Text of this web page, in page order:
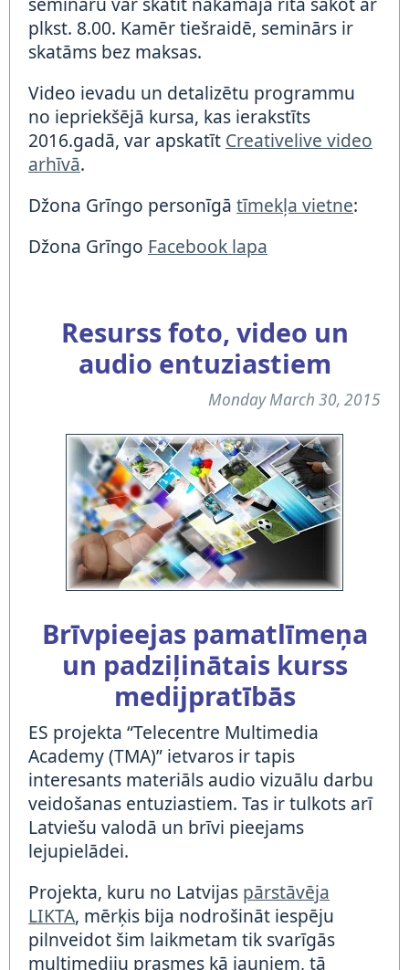
plkst. 8.00. Kamēr tiešraidē, seminārs ir
skatāms bez maksas.
Video ievadu un detalizētu programmu
no iepriekšējā kursa, kas ierakstīts
2016.gadā, var apskatīt Creativelive video
arhīvā.
Džona Grīngo personīgā tīmekļa vietne:
Džona Grīngo Facebook lapa
Resurss foto, video un
audio entuziastiem
Monday March 30, 2015
Brīvpieejas pamatlīmeņa
un padziļinātais kurss
medijpratībās
ES projekta “Telecentre Multimedia
Academy (TMA)” ietvaros ir tapis
interesants materiāls audio vizuālu darbu
veidošanas entuziastiem. Tas ir tulkots arī
Latviešu valodā un brīvi pieejams
lejupielādei.
Projekta, kuru no Latvijas pārstāvēja
LIKTA, mērķis bija nodrošināt iespēju
pilnveidot šim laikmetam tik svarīgās
multimediju prasmes kā jauniem, tā